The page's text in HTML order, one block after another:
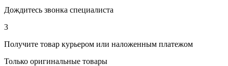
Дождитесь звонка специалиста
3
Получите товар курьером или наложенным платежом
Только оригинальные товары